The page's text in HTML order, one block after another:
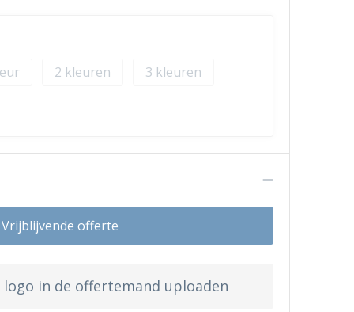
2
3
Vrijblijvende offerte
logo in de offertemand uploaden